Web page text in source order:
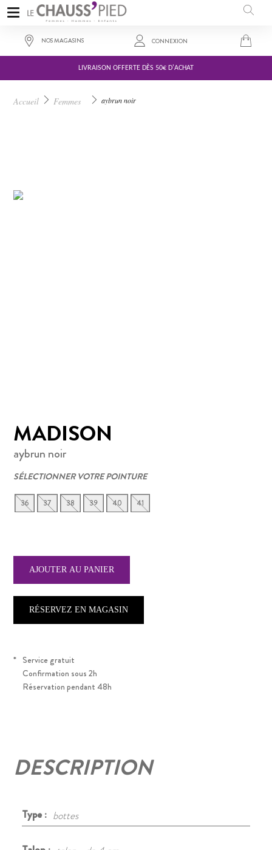
LIVRAISON OFFERTE DÈS 50€ D'ACHAT
NOS MAGASINS CONNEXION
Accueil Femmes aybrun noir
MADISON
aybrun noir
SÉLECTIONNER VOTRE POINTURE
36 37 38 39 40 41
RÉSERVEZ EN MAGASIN
* Service gratuit
Confirmation sous 2h
Réservation pendant 48h
109,00 €
DESCRIPTION
Type : bottes